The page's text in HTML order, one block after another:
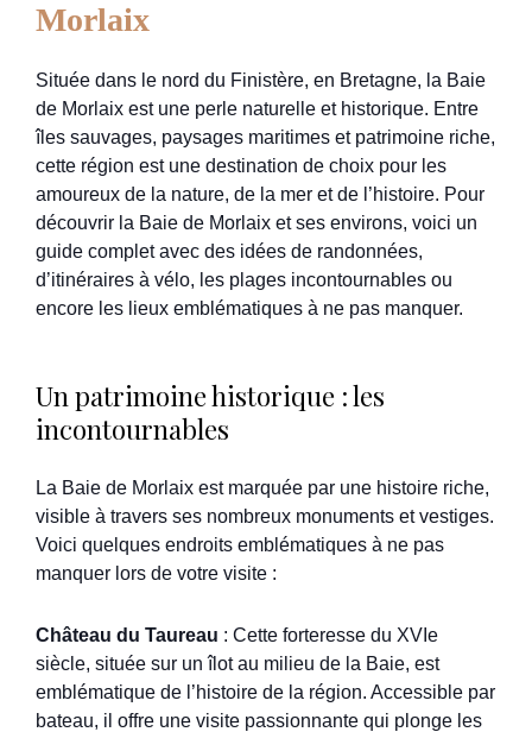
Morlaix
Située dans le nord du Finistère, en Bretagne, la Baie
de Morlaix est une perle naturelle et historique. Entre
îles sauvages, paysages maritimes et patrimoine riche,
cette région est une destination de choix pour les
amoureux de la nature, de la mer et de l’histoire. Pour
découvrir la Baie de Morlaix et ses environs, voici un
guide complet avec des idées de randonnées,
d’itinéraires à vélo, les plages incontournables ou
encore les lieux emblématiques à ne pas manquer.
Un patrimoine historique : les
incontournables
La Baie de Morlaix est marquée par une histoire riche,
visible à travers ses nombreux monuments et vestiges.
Voici quelques endroits emblématiques à ne pas
manquer lors de votre visite :
Château du Taureau : Cette forteresse du XVIe
siècle, située sur un îlot au milieu de la Baie, est
emblématique de l’histoire de la région. Accessible par
bateau, il offre une visite passionnante qui plonge les